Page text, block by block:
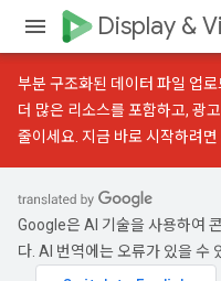
Display &
부분 구조화된 데이터 파일 업로
더 많은 리소스를 포함하고, 광
줄이세요. 지금 바로 시작하려
Google은 AI 기술을 사용하여
다. AI 번역에는 오류가 있을 수